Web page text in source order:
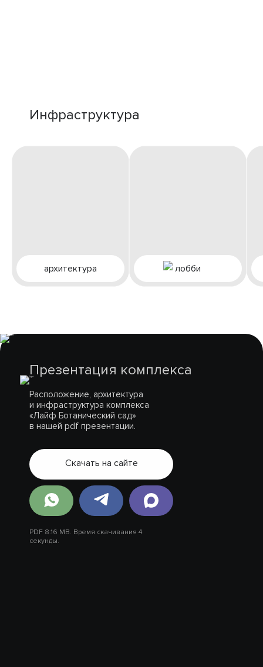
Инфраструктура
архитектура лобби
Презентация комплекса
Расположение, архитектура
и инфраструктура комплекса
«Лайф Ботанический сад»
в нашей pdf презентации.
Скачать на сайте
PDF 8.16 MB. Время скачивания 4
секунды.